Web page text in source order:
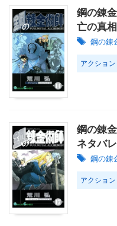
鋼の錬
亡の真
鋼の錬
アクショ
鋼の錬
ネタバ
鋼の錬
アクショ